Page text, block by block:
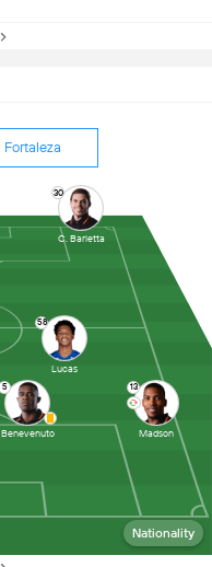
Fortaleza
Nationality
30
C. Barletta
13
Madson
58
Lucas
5
Benevenuto